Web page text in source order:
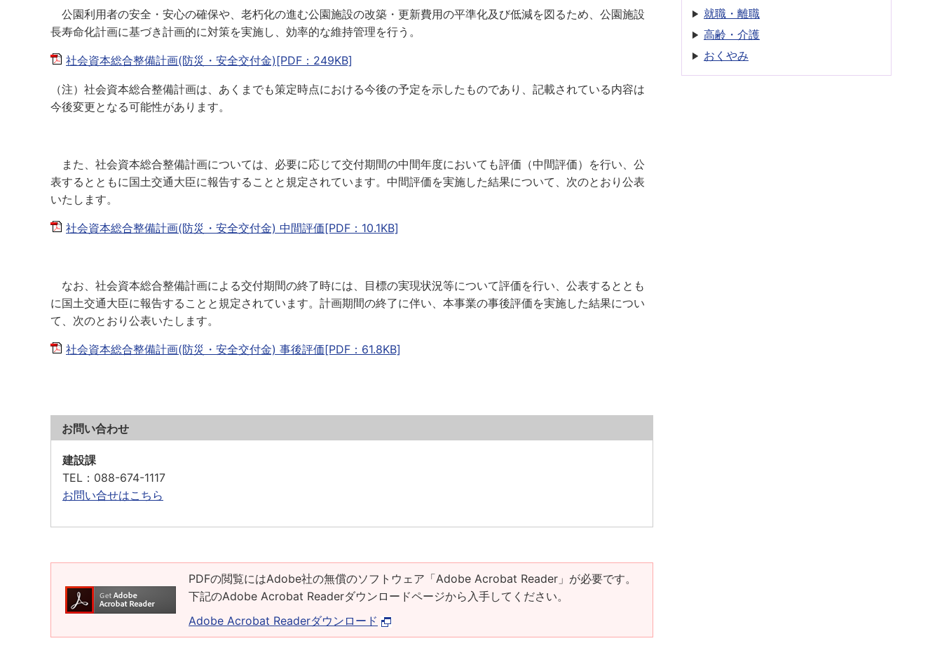
公園利用者の安全・安心の確保や、老朽化の進む公園施設の改築・更新費用の平準化及び低減を図るため、公園施設
長寿命化計画に基づき計画的に対策を実施し、効率的な維持管理を行う。
社会資本総合整備計画(防災・安全交付金)[PDF：249KB]
（注）社会資本総合整備計画は、あくまでも策定時点における今後の予定を示したものであり、記載されている内容は
今後変更となる可能性があります。
また、社会資本総合整備計画については、必要に応じて交付期間の中間年度においても評価（中間評価）を行い、公
表するとともに国土交通大臣に報告することと規定されています。中間評価を実施した結果について、次のとおり公表
いたします。
社会資本総合整備計画(防災・安全交付金) 中間評価[PDF：10.1KB]
なお、社会資本総合整備計画による交付期間の終了時には、目標の実現状況等について評価を行い、公表するととも
に国土交通大臣に報告することと規定されています。計画期間の終了に伴い、本事業の事後評価を実施した結果につい
て、次のとおり公表いたします。
社会資本総合整備計画(防災・安全交付金) 事後評価[PDF：61.8KB]
お問い合わせ
建設課
TEL ：088-674-1117
お問い合せはこちら
PDFの閲覧にはAdobe社の無償のソフトウェア「Adobe Acrobat Reader」が必要です。
下記のAdobe Acrobat Readerダウンロードページから入手してください。
Adobe Acrobat Readerダウンロード
就職・離職
高齢・介護
おくやみ